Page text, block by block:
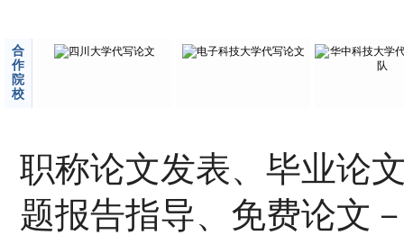
合
作
院
校
职称论文发表、毕业论
题报告指导、免费论文